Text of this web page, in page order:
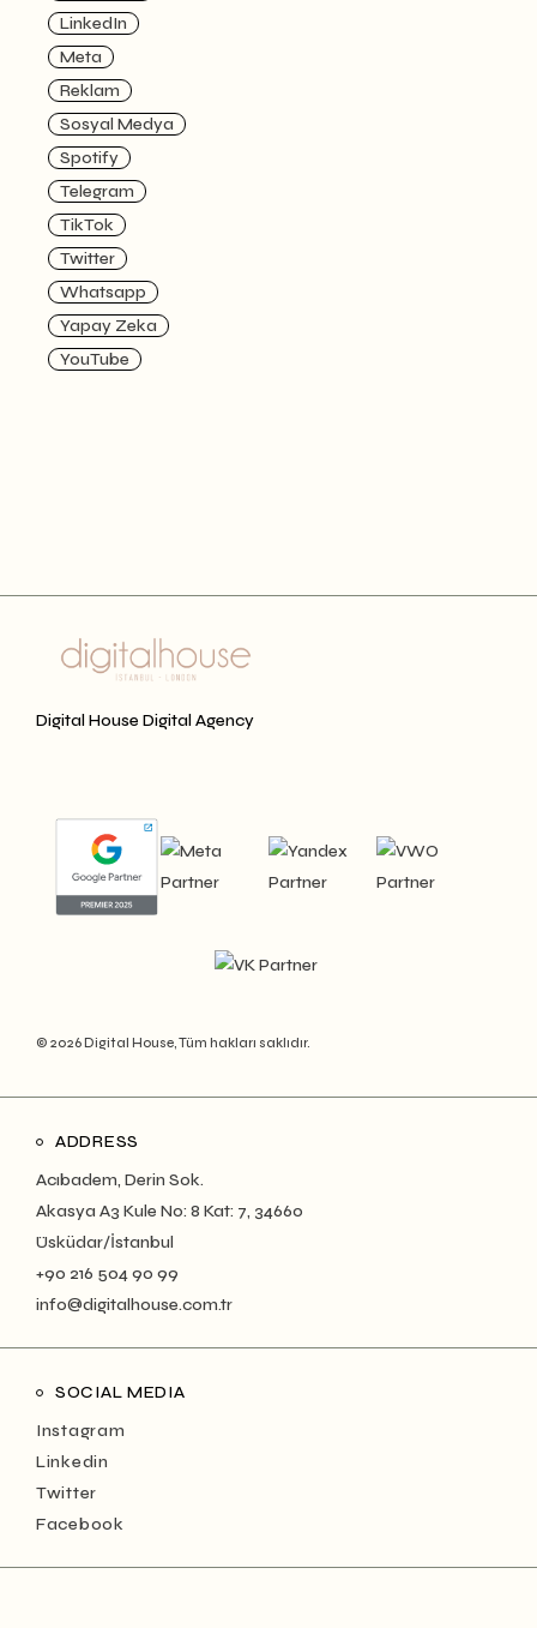
LinkedIn
Meta
Reklam
Sosyal Medya
Spotify
Telegram
TikTok
Twitter
Whatsapp
Yapay Zeka
YouTube
Digital House Digital Agency
© 2026 Digital House, Tüm hakları saklıdır.
ADDRESS
Acıbadem, Derin Sok.
Akasya A3 Kule No: 8 Kat: 7, 34660
Üsküdar/İstanbul
+90 216 504 90 99
info@digitalhouse.com.tr
SOCIAL MEDIA
Instagram
Linkedin
Twitter
Facebook